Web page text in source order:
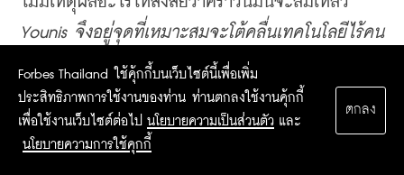
Younis จึงอยู่จุดที่เหมาะสมจะโต้คลื่นเทคโนโลยีไร้คน
ขับไม่ว่ามันจะพัดไปทางไหนก็ตาม
เรื่อง: Iain Martin และ Alan Ohnsman
Forbes Thailand ใช้คุ้กกี้บนเว็บไซต์นี้เพื่อเพิ่ม
ประสิทธิภาพการใช้งานของท่าน ท่านตกลงใช้งานคุ้กกี้
เพื่อใช้งานเว็บไซต์ต่อไป นโยบายความเป็นส่วนตัว และ
นโยบายความการใช้คุกกี้
ตกลง